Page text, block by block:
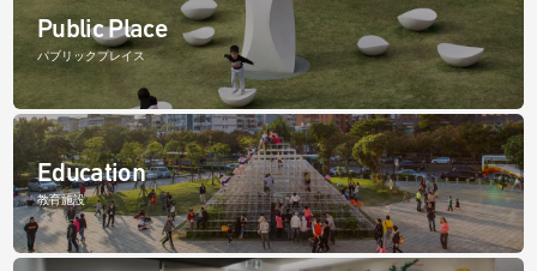
Public Place
パブリックプレイス
Education
教育施設